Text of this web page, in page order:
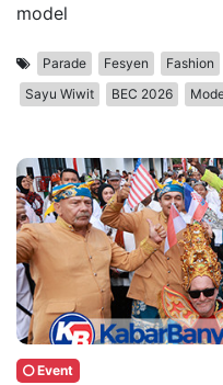
model
Parade Fesyen Fashion
Sayu Wiwit
BEC 2026
Event